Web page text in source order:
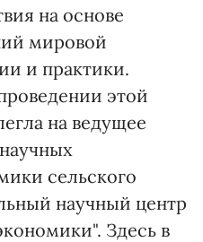
на основе
мировой
и практики.
этой
на ведущее
сельского
научный центр
Здесь в